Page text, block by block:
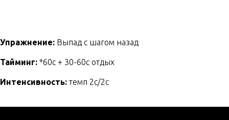
Упражнение: Выпад с шагом назад
Тайминг: *60с + 30-60с отдых
Интенсивность: темп 2с/2с